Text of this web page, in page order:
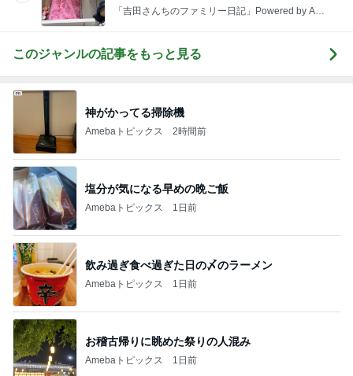
「吉田さんちのファミリー日記」Powered by Ame
このジャンルの記事をもっと見る
神がかってる掃除機
Amebaトピックス 2時間前
塩分が気になる早めの晩ご飯
Amebaトピックス 1日前
飲み過ぎ食べ過ぎた日の〆のラーメン
Amebaトピックス 1日前
お稽古帰りに眺めた祭りの人混み
Amebaトピックス 1日前